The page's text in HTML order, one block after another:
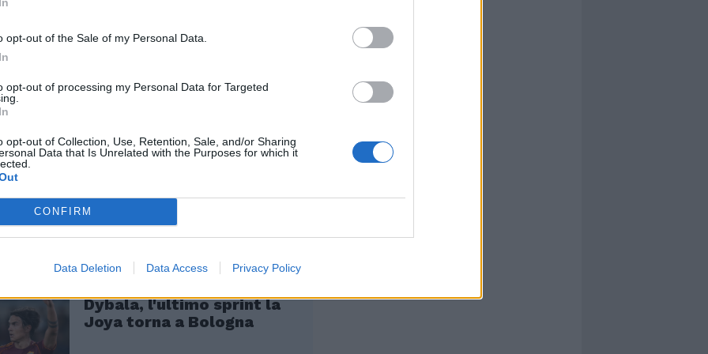
opt-out of the Sale of my Personal Data.
opt-out of processing my Personal Data for Targeted
opt-out of Collection, Use, Retention, Sale, and/or Sharing
Data that Is Unrelated with the Purposes for which it
CONFIRM
Data Deletion Data Access Privacy Policy
ex membro aggiuntivo della Uefa
dell'Iran al Mondiale. Il presidente
iraniana ha detto che vogliono
il governo mi sembra molto più
un mese e mezzo all'inizio del
difficile immaginare la loro
anche se io me lo auguro", ha detto a
Sport su Rai Radio 1. "È tutto nelle mani
il regolamento 6.7 il Consiglio Fifa
Dybala, l'ultimo sprint la
Joya torna a Bologna